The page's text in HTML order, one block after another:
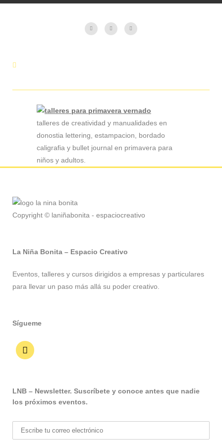
talleres de creatividad y manualidades en
donostia lettering, estampacion, bordado
caligrafia y bullet journal en primavera para
niños y adultos.
Copyright © laniñabonita - espaciocreativo
La Niña Bonita – Espacio Creativo
Eventos, talleres y cursos dirigidos a empresas y particulares
para llevar un paso más allá su poder creativo.
Sígueme
LNB – Newsletter. Suscríbete y conoce antes que nadie
los próximos eventos.